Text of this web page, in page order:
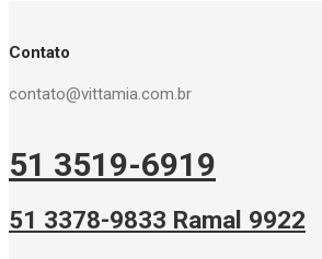
Contato
contato@vittamia.com.br
51 3519-6919
51 3378-9833 Ramal 9922